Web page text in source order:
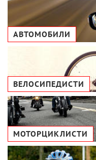
АВТОМОБИЛИ
ВЕЛОСИПЕДИСТИ
МОТОРЦИКЛИСТИ